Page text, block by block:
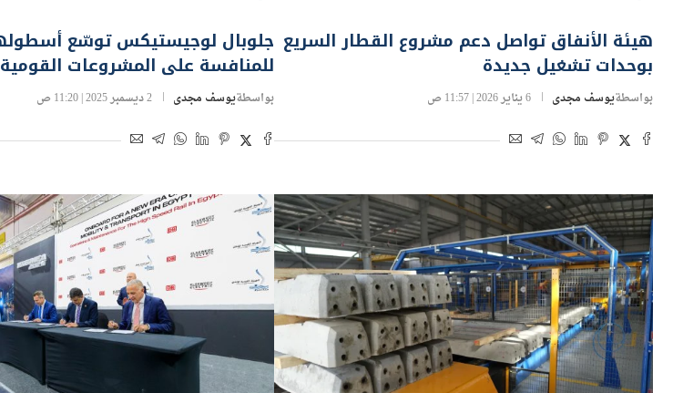
هيئة الأنفاق تواصل دعم مشروع القطار السريع
بوحدات تشغيل جديدة
بواسطةيوسف مجدى 6 يناير 2026 | 11:57 ص
للمنافسة على المشروعات القومية
بواسطةيوسف مجدى 2 ديسمبر 2025 | 11:20 ص